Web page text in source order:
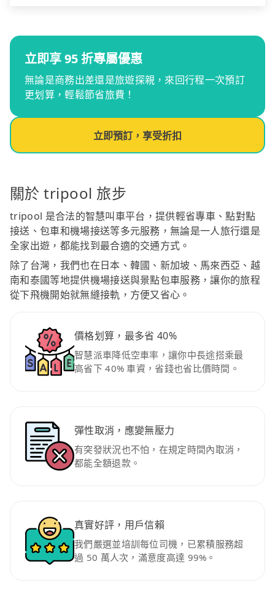
立即享 95 折專屬優惠
無論是商務出差還是旅遊探親，來回行程一次預訂
更划算，輕鬆節省旅費！
立即預訂，享受折扣
關於 tripool 旅步
tripool 是合法的智慧叫車平台，提供輕省專車、點對點
接送、包車和機場接送等多元服務，無論是一人旅行還是
全家出遊，都能找到最合適的交通方式。
除了台灣，我們也在日本、韓國、新加坡、馬來西亞、越
南和泰國等地提供機場接送與景點包車服務，讓你的旅程
從下飛機開始就無縫接軌，方便又省心。
價格划算，最多省 40%
智慧派車降低空車率，讓你中長途搭乘最
高省下 40% 車資，省錢也省比價時間。
彈性取消，應變無壓力
有突發狀況也不怕，在規定時間內取消，
都能全額退款。
真實好評，用戶信賴
我們嚴選並培訓每位司機，已累積服務超
過 50 萬人次，滿意度高達 99%。